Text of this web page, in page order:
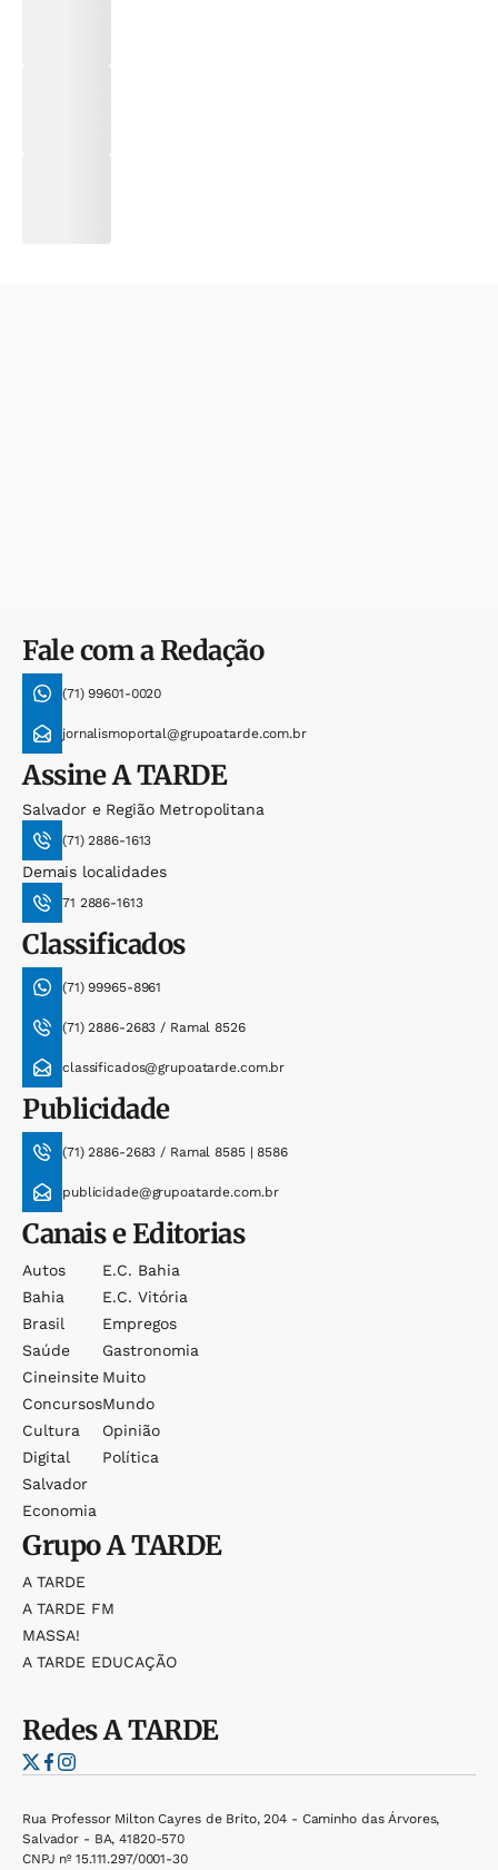
Fale com a Redação
(71) 99601-0020
jornalismoportal@grupoatarde.com.br
AssineA TARDE
Salvador e Região Metropolitana
(71) 2886-1613
Demais localidades
71 2886-1613
Classificados
(71) 99965-8961
(71) 2886-2683 / Ramal 8526
classificados@grupoatarde.com.br
Publicidade
(71) 2886-2683 / Ramal 8585 | 8586
publicidade@grupoatarde.com.br
Canais e Editorias
Autos
Bahia
Brasil
Saúde
Cineinsite
Concursos
Cultura
Digital
Salvador
Economia
E.c. Bahia
E.c. Vitória
Empregos
Gastronomia
Muito
Mundo
Opinião
Política
GrupoA TARDE
A TARDE
A TARDE FM
MASSA!
A TARDE EDUCAÇÃO
RedesA TARDE
Rua Professor Milton Cayres de Brito, 204 - Caminho das Árvores,
Salvador - BA, 41820-570
CNPJ nº 15.111.297/0001-30